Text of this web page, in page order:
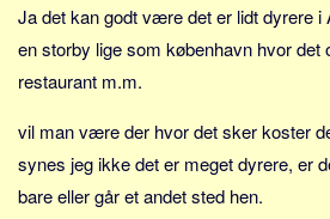
Lande
Tyrkiet
Spanien
Frankrig
Sverige
Norge
Ja det kan godt være det er lidt dyrere i
en storby lige som københavn hvor det
restaurant m.m.
vil man være der hvor det sker koster
synes jeg ikke det er meget dyrere, er
bare eller går et andet sted hen.